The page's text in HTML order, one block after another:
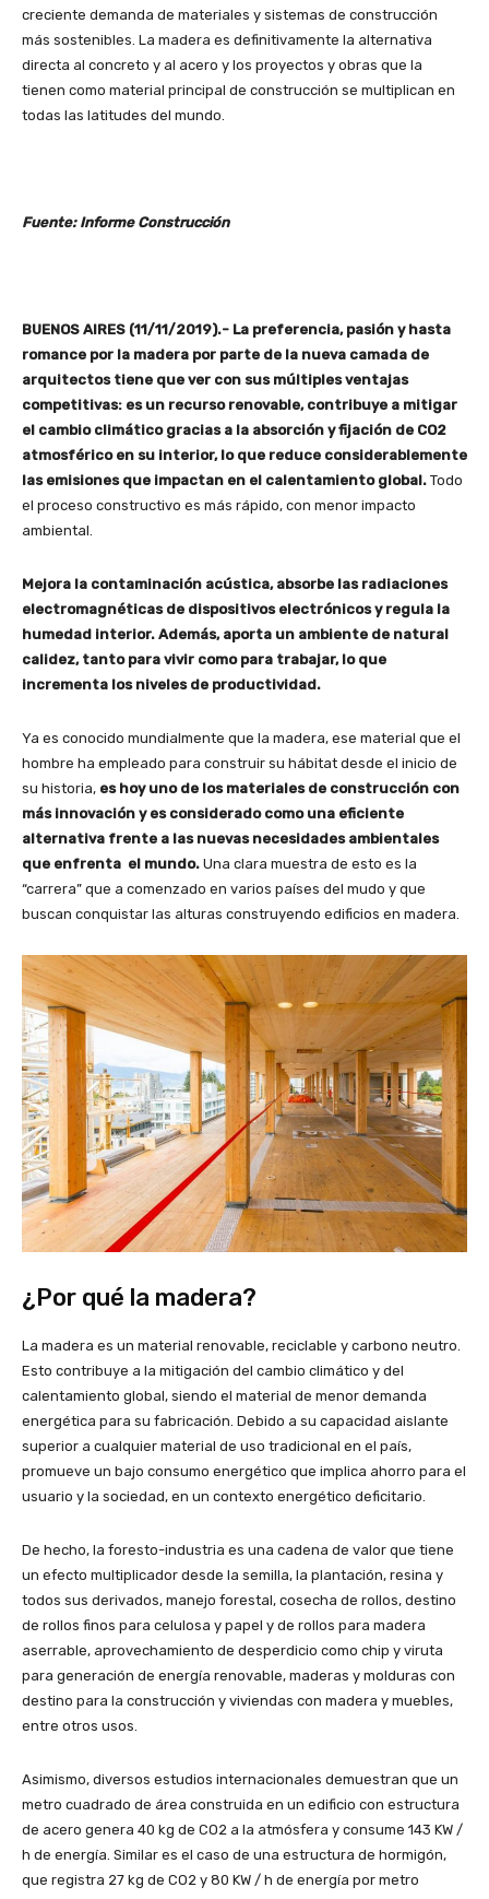
creciente demanda de materiales y sistemas de construcción
más sostenibles. La madera es definitivamente la alternativa
directa al concreto y al acero y los proyectos y obras que la
tienen como material principal de construcción se multiplican en
todas las latitudes del mundo.
Fuente: Informe Construcción
BUENOS AIRES (11/11/2019).- La preferencia, pasión y hasta
romance por la madera por parte de la nueva camada de
arquitectos tiene que ver con sus múltiples ventajas
competitivas: es un recurso renovable, contribuye a mitigar
el cambio climático gracias a la absorción y fijación de CO2
atmosférico en su interior, lo que reduce considerablemente
las emisiones que impactan en el calentamiento global. Todo
el proceso constructivo es más rápido, con menor impacto
ambiental.
Mejora la contaminación acústica, absorbe las radiaciones
electromagnéticas de dispositivos electrónicos y regula la
humedad interior. Además, aporta un ambiente de natural
calidez, tanto para vivir como para trabajar, lo que
incrementa los niveles de productividad.
Ya es conocido mundialmente que la madera, ese material que el
hombre ha empleado para construir su hábitat desde el inicio de
su historia, es hoy uno de los materiales de construcción con
más innovación y es considerado como una eficiente
alternativa frente a las nuevas necesidades ambientales
que enfrenta el mundo. Una clara muestra de esto es la
“carrera” que a comenzado en varios países del mudo y que
buscan conquistar las alturas construyendo edificios en madera.
¿Por qué la madera?
La madera es un material renovable, reciclable y carbono neutro.
Esto contribuye a la mitigación del cambio climático y del
calentamiento global, siendo el material de menor demanda
energética para su fabricación. Debido a su capacidad aislante
superior a cualquier material de uso tradicional en el país,
promueve un bajo consumo energético que implica ahorro para el
usuario y la sociedad, en un contexto energético deficitario.
De hecho, la foresto-industria es una cadena de valor que tiene
un efecto multiplicador desde la semilla, la plantación, resina y
todos sus derivados, manejo forestal, cosecha de rollos, destino
de rollos finos para celulosa y papel y de rollos para madera
aserrable, aprovechamiento de desperdicio como chip y viruta
para generación de energía renovable, maderas y molduras con
destino para la construcción y viviendas con madera y muebles,
entre otros usos.
Asimismo, diversos estudios internacionales demuestran que un
metro cuadrado de área construida en un edificio con estructura
de acero genera 40 kg de CO2 a la atmósfera y consume 143 KW /
h de energía. Similar es el caso de una estructura de hormigón,
que registra 27 kg de CO2 y 80 KW / h de energía por metro